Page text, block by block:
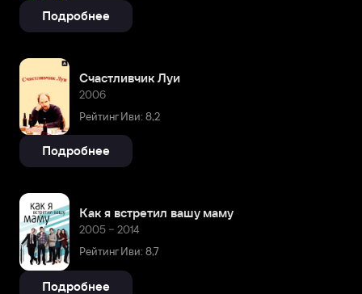
Подробнее
Счастливчик Луи
2006
Рейтинг Иви: 8,2
Подробнее
Как я встретил вашу маму
2005 – 2014
Рейтинг Иви: 8,7
Подробнее